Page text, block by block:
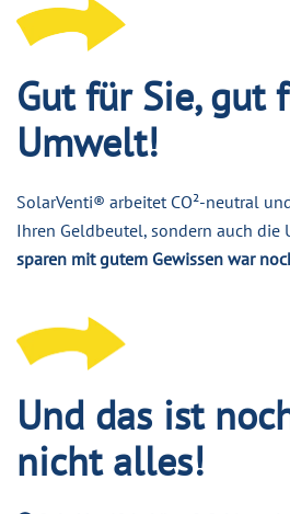
Gut für Sie, gut
Umwelt!
SolarVenti® arbeitet CO²-neutral
Ihren Geldbeutel, sondern auch die
sparen mit gutem Gewissen war
Und das ist
nicht alles!